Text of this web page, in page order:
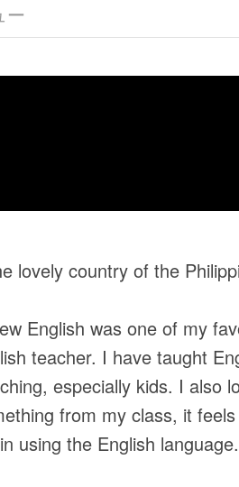
ー
lovely country of the
English was one of my
teacher. I have taught
especially kids. I also
from my class, it
using the English